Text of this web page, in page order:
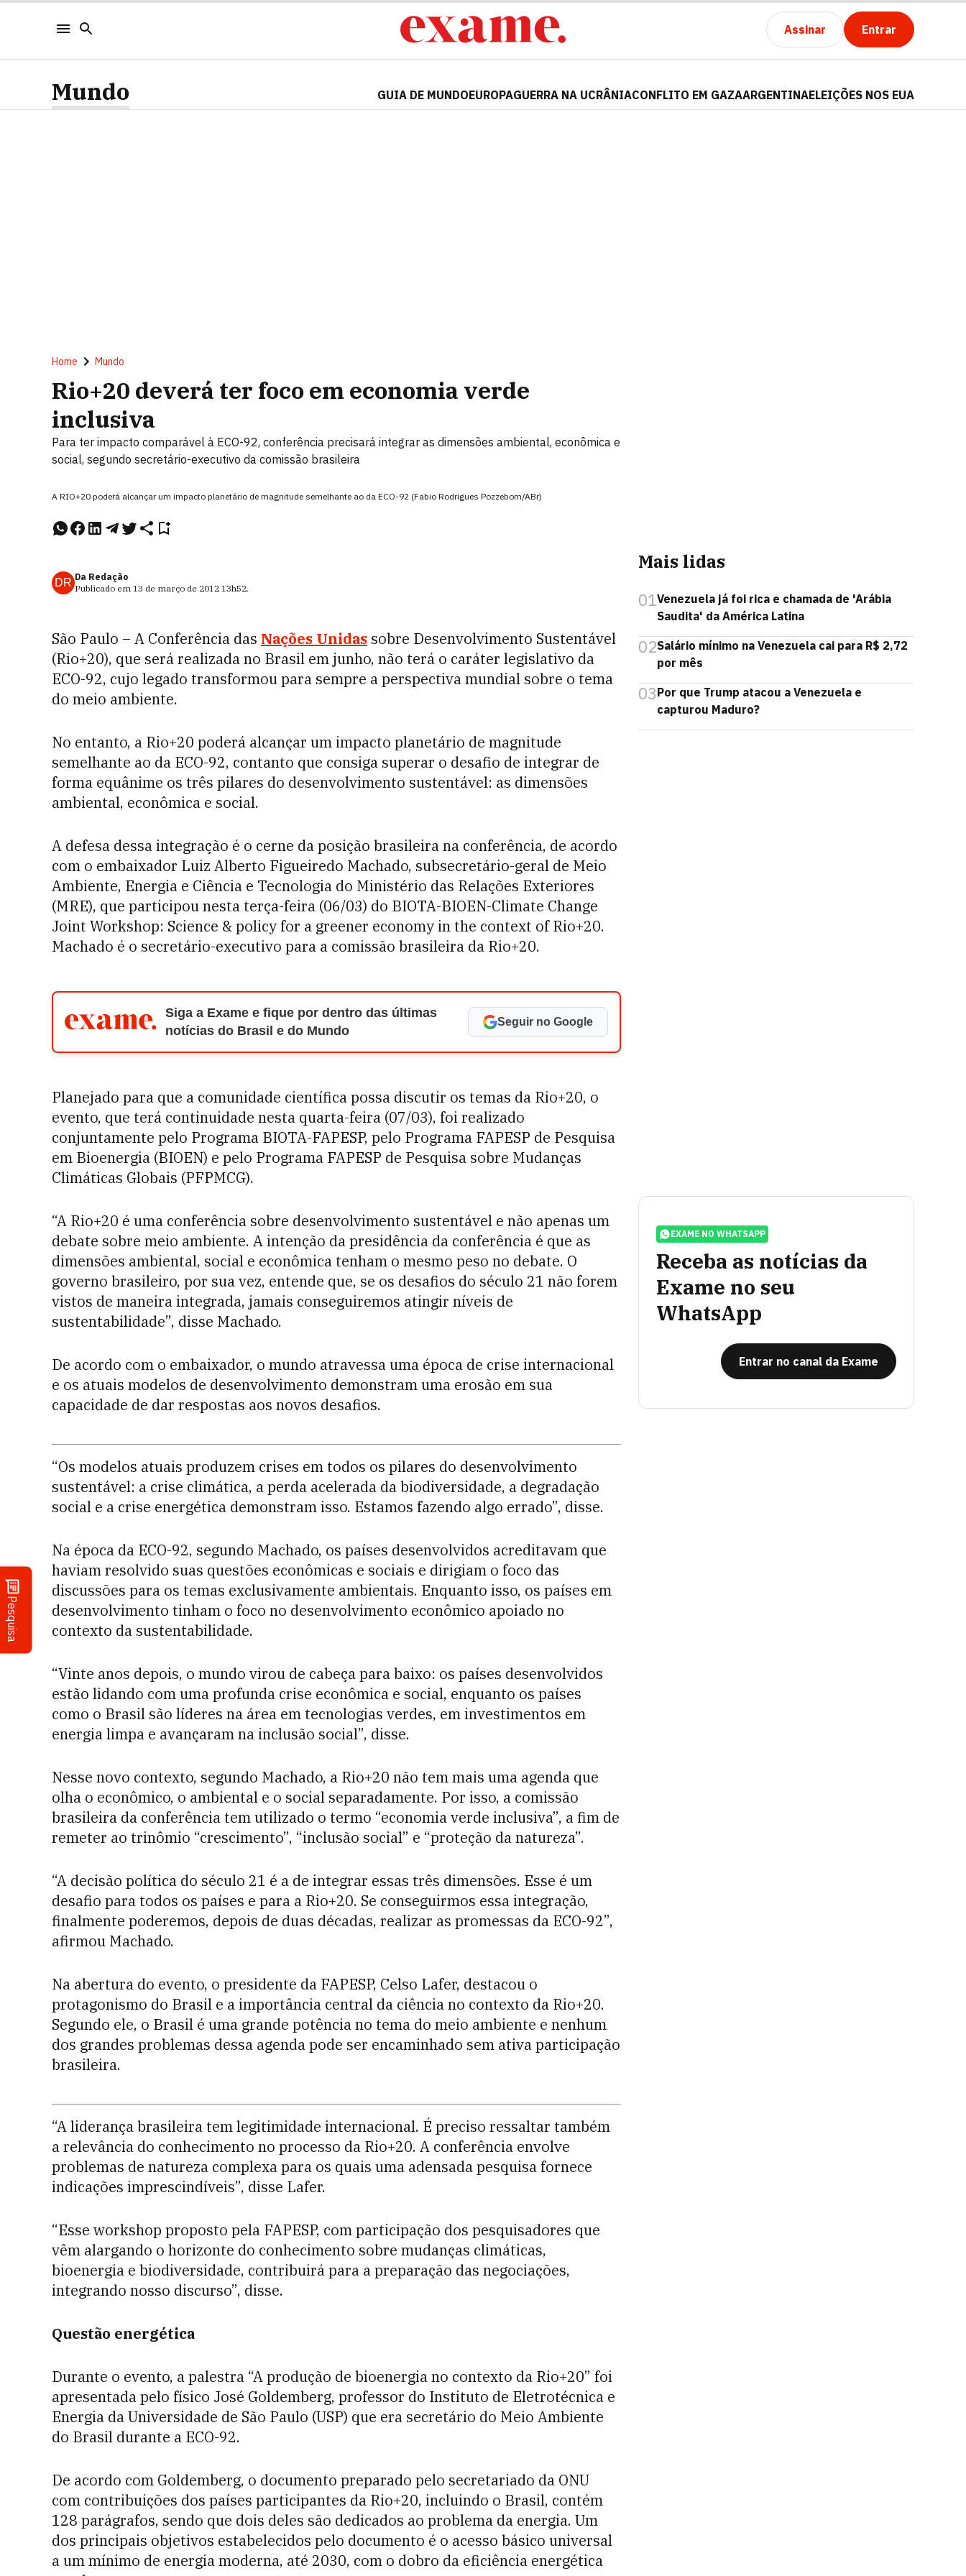
Assinar Entrar
Pesquisa
Mundo GUIA DE MUNDOEUROPAGUERRA NA UCRÂNIACONFLITO EM GAZAARGENTINAELEIÇÕES NOS EUA
Home Mundo
Rio+20 deverá ter foco em economia verde
inclusiva
Para ter impacto comparável à ECO-92, conferência precisará integrar as dimensões ambiental, econômica e
social, segundo secretário-executivo da comissão brasileira
A RIO+20 poderá alcançar um impacto planetário de magnitude semelhante ao da ECO-92 (Fabio Rodrigues Pozzebom/ABr)
DR Da Redação
Publicado em 13 de março de 2012 13h52.
São Paulo – A Conferência das Nações Unidas sobre Desenvolvimento Sustentável
(Rio+20), que será realizada no Brasil em junho, não terá o caráter legislativo da
ECO-92, cujo legado transformou para sempre a perspectiva mundial sobre o tema
do meio ambiente.
No entanto, a Rio+20 poderá alcançar um impacto planetário de magnitude
semelhante ao da ECO-92, contanto que consiga superar o desafio de integrar de
forma equânime os três pilares do desenvolvimento sustentável: as dimensões
ambiental, econômica e social.
A defesa dessa integração é o cerne da posição brasileira na conferência, de acordo
com o embaixador Luiz Alberto Figueiredo Machado, subsecretário-geral de Meio
Ambiente, Energia e Ciência e Tecnologia do Ministério das Relações Exteriores
(MRE), que participou nesta terça-feira (06/03) do BIOTA-BIOEN-Climate Change
Joint Workshop: Science & policy for a greener economy in the context of Rio+20.
Machado é o secretário-executivo para a comissão brasileira da Rio+20.
Siga a Exame e fique por dentro das últimas
notícias do Brasil e do Mundo
Seguir no Google
Planejado para que a comunidade científica possa discutir os temas da Rio+20, o
evento, que terá continuidade nesta quarta-feira (07/03), foi realizado
conjuntamente pelo Programa BIOTA-FAPESP, pelo Programa FAPESP de Pesquisa
em Bioenergia (BIOEN) e pelo Programa FAPESP de Pesquisa sobre Mudanças
Climáticas Globais (PFPMCG).
“A Rio+20 é uma conferência sobre desenvolvimento sustentável e não apenas um
debate sobre meio ambiente. A intenção da presidência da conferência é que as
dimensões ambiental, social e econômica tenham o mesmo peso no debate. O
governo brasileiro, por sua vez, entende que, se os desafios do século 21 não forem
vistos de maneira integrada, jamais conseguiremos atingir níveis de
sustentabilidade”, disse Machado.
De acordo com o embaixador, o mundo atravessa uma época de crise internacional
e os atuais modelos de desenvolvimento demonstram uma erosão em sua
capacidade de dar respostas aos novos desafios.
“Os modelos atuais produzem crises em todos os pilares do desenvolvimento
sustentável: a crise climática, a perda acelerada da biodiversidade, a degradação
social e a crise energética demonstram isso. Estamos fazendo algo errado”, disse.
Na época da ECO-92, segundo Machado, os países desenvolvidos acreditavam que
haviam resolvido suas questões econômicas e sociais e dirigiam o foco das
discussões para os temas exclusivamente ambientais. Enquanto isso, os países em
desenvolvimento tinham o foco no desenvolvimento econômico apoiado no
contexto da sustentabilidade.
“Vinte anos depois, o mundo virou de cabeça para baixo: os países desenvolvidos
estão lidando com uma profunda crise econômica e social, enquanto os países
como o Brasil são líderes na área em tecnologias verdes, em investimentos em
energia limpa e avançaram na inclusão social”, disse.
Nesse novo contexto, segundo Machado, a Rio+20 não tem mais uma agenda que
olha o econômico, o ambiental e o social separadamente. Por isso, a comissão
brasileira da conferência tem utilizado o termo “economia verde inclusiva”, a fim de
remeter ao trinômio “crescimento”, “inclusão social” e “proteção da natureza”.
“A decisão política do século 21 é a de integrar essas três dimensões. Esse é um
desafio para todos os países e para a Rio+20. Se conseguirmos essa integração,
finalmente poderemos, depois de duas décadas, realizar as promessas da ECO-92”,
afirmou Machado.
Na abertura do evento, o presidente da FAPESP, Celso Lafer, destacou o
protagonismo do Brasil e a importância central da ciência no contexto da Rio+20.
Segundo ele, o Brasil é uma grande potência no tema do meio ambiente e nenhum
dos grandes problemas dessa agenda pode ser encaminhado sem ativa participação
brasileira.
“A liderança brasileira tem legitimidade internacional. É preciso ressaltar também
a relevância do conhecimento no processo da Rio+20. A conferência envolve
problemas de natureza complexa para os quais uma adensada pesquisa fornece
indicações imprescindíveis”, disse Lafer.
“Esse workshop proposto pela FAPESP, com participação dos pesquisadores que
vêm alargando o horizonte do conhecimento sobre mudanças climáticas,
bioenergia e biodiversidade, contribuirá para a preparação das negociações,
integrando nosso discurso”, disse.
Questão energética
Durante o evento, a palestra “A produção de bioenergia no contexto da Rio+20” foi
apresentada pelo físico José Goldemberg, professor do Instituto de Eletrotécnica e
Energia da Universidade de São Paulo (USP) que era secretário do Meio Ambiente
do Brasil durante a ECO-92.
De acordo com Goldemberg, o documento preparado pelo secretariado da ONU
com contribuições dos países participantes da Rio+20, incluindo o Brasil, contém
128 parágrafos, sendo que dois deles são dedicados ao problema da energia. Um
dos principais objetivos estabelecidos pelo documento é o acesso básico universal
a um mínimo de energia moderna, até 2030, com o dobro da eficiência energética
Mais lidas
01Venezuela já foi rica e chamada de 'Arábia
Saudita' da América Latina
02Salário mínimo na Venezuela cai para R$ 2,72
por mês
03Por que Trump atacou a Venezuela e
capturou Maduro?
EXAME NO WHATSAPP
Receba as notícias da
Exame no seu
WhatsApp
Entrar no canal da Exame